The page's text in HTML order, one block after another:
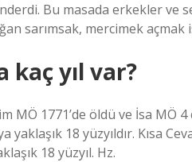
Bu masada erkekler ve
sarımsak, mercimek açmak
kaç yıl var?
MÖ 1771’de öldü ve İsa MÖ
yaklaşık 18 yüzyıldır. Kısa
18 yüzyıl. Hz.